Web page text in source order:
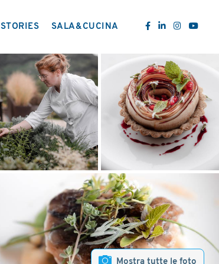
STORIES SALA&CUCINA
Mostra tutte le foto